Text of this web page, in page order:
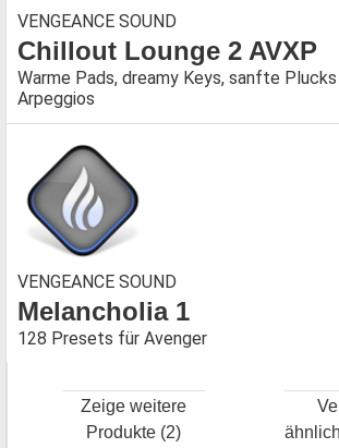
VENGEANCE SOUND
Chillout Lounge 2 AVXP
Warme Pads, dreamy Keys, sanfte Plucks
Arpeggios
VENGEANCE SOUND
Melancholia 1
128 Presets für Avenger
Zeige weitere
Produkte (2)